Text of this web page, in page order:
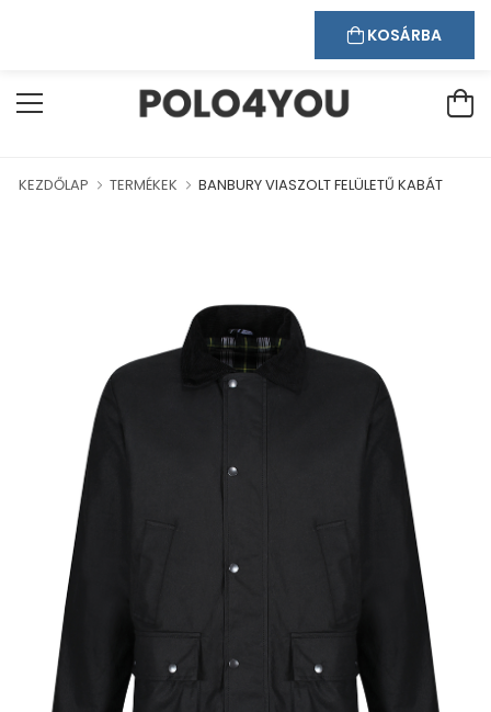
ÜDVÖZÖLJÜK WEBÁRUHÁZUNKBAN!
Bejelentkezés Regisztráció
KEZDŐLAP TERMÉKEK BANBURY VIASZOLT FELÜLETŰ KABÁT
KOSÁRBA